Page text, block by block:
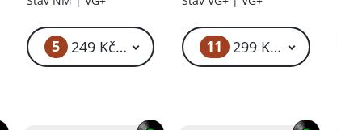
5 249 Kč – 399 Kč 11 299 Kč – 499 Kč